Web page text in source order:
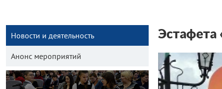
Новости и деятельность
Анонс мероприятий
Эстафета